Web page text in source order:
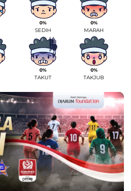
0%
SEDIH
0%
MARAH
0%
TAKUT
0%
TAKJUB